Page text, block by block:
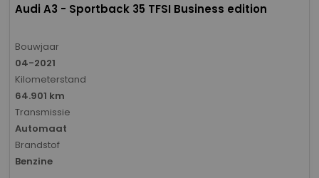
Audi A3 - Sportback 35 TFSI Business edition
Bouwjaar
04-2021
Kilometerstand
64.901 km
Transmissie
Automaat
Brandstof
Benzine